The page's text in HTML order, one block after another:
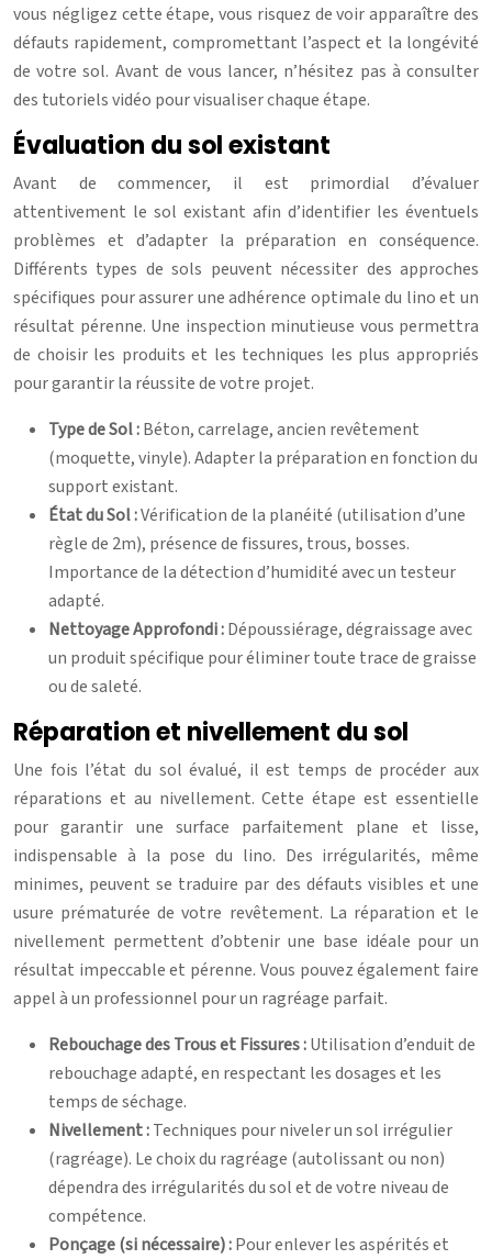
vous négligez cette étape, vous risquez de voir apparaître des
défauts rapidement, compromettant l’aspect et la longévité
de votre sol. Avant de vous lancer, n’hésitez pas à consulter
des tutoriels vidéo pour visualiser chaque étape.
Évaluation du sol existant
Avant de commencer, il est primordial d’évaluer
attentivement le sol existant afin d’identifier les éventuels
problèmes et d’adapter la préparation en conséquence.
Différents types de sols peuvent nécessiter des approches
spécifiques pour assurer une adhérence optimale du lino et un
résultat pérenne. Une inspection minutieuse vous permettra
de choisir les produits et les techniques les plus appropriés
pour garantir la réussite de votre projet.
Type de Sol :Béton, carrelage, ancien revêtement
(moquette, vinyle). Adapter la préparation en fonction du
support existant.
État du Sol :Vérification de la planéité (utilisation d’une
règle de 2m), présence de fissures, trous, bosses.
Importance de la détection d’humidité avec un testeur
adapté.
Nettoyage Approfondi :Dépoussiérage, dégraissage avec
un produit spécifique pour éliminer toute trace de graisse
ou de saleté.
Réparation et nivellement du sol
Une fois l’état du sol évalué, il est temps de procéder aux
réparations et au nivellement. Cette étape est essentielle
pour garantir une surface parfaitement plane et lisse,
indispensable à la pose du lino. Des irrégularités, même
minimes, peuvent se traduire par des défauts visibles et une
usure prématurée de votre revêtement. La réparation et le
nivellement permettent d’obtenir une base idéale pour un
résultat impeccable et pérenne. Vous pouvez également faire
appel à un professionnel pour un ragréage parfait.
Rebouchage des Trous et Fissures :Utilisation d’enduit de
rebouchage adapté, en respectant les dosages et les
temps de séchage.
Nivellement :Techniques pour niveler un sol irrégulier
(ragréage). Le choix du ragréage (autolissant ou non)
dépendra des irrégularités du sol et de votre niveau de
compétence.
Ponçage (si nécessaire) :Pour enlever les aspérités et